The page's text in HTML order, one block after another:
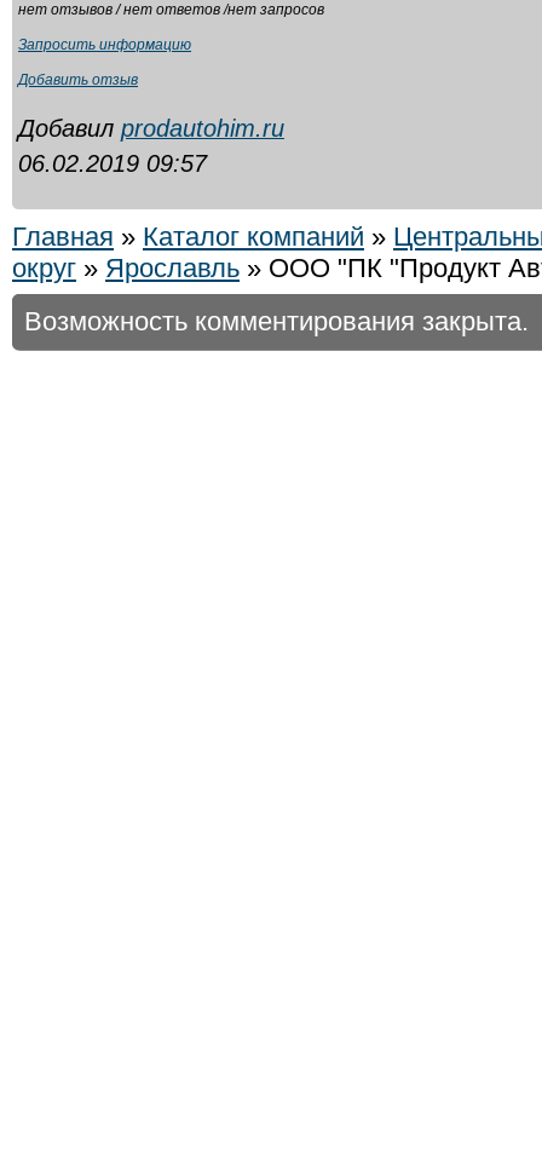
нет отзывов / нет ответов /нет запросов
Запросить информацию
Добавить отзыв
Добавил prodautohim.ru
06.02.2019 09:57
Главная » Каталог компаний »
округ » Ярославль » ООО "ПК "Продукт
Возможность комментирования закрыта.